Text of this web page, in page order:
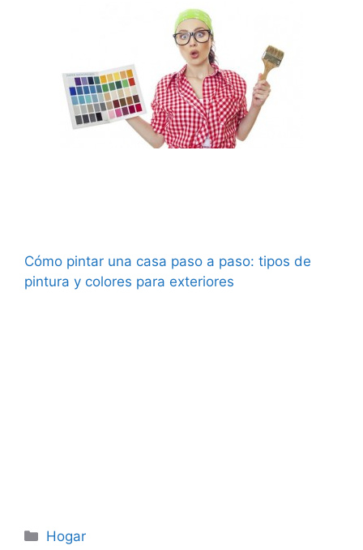
Cómo pintar una casa paso a paso: tipos de
pintura y colores para exteriores
Categorías
Hogar